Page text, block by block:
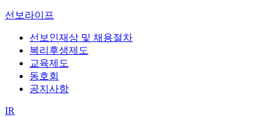
선보라이프
선보인재상 및 채용절차
복리후생제도
교육제도
동호회
공지사항
IR